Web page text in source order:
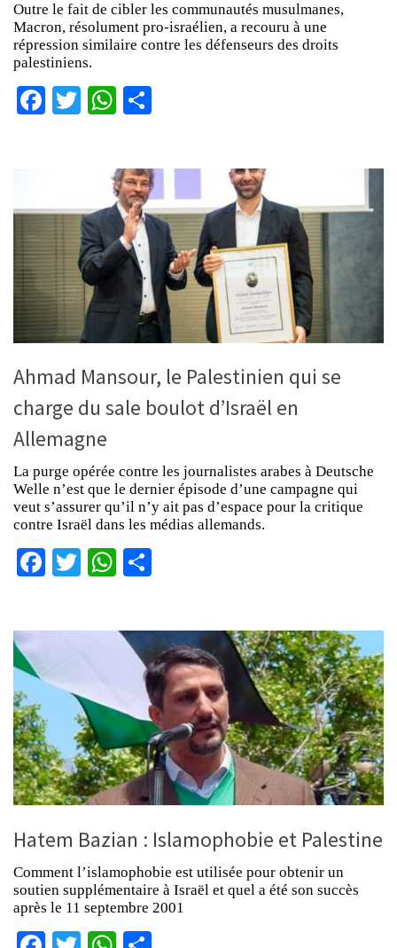
Outre le fait de cibler les communautés musulmanes,
Macron, résolument pro-israélien, a recouru à une
répression similaire contre les défenseurs des droits
palestiniens.
Facebook
TwitterWhatsApp
Ahmad Mansour, le Palestinien qui se
charge du sale boulot d’Israël en
Allemagne
La purge opérée contre les journalistes arabes à Deutsche
Welle n’est que le dernier épisode d’une campagne qui
veut s’assurer qu’il n’y ait pas d’espace pour la critique
contre Israël dans les médias allemands.
Facebook
TwitterWhatsApp
Hatem Bazian : Islamophobie et Palestine
Comment l’islamophobie est utilisée pour obtenir un
soutien supplémentaire à Israël et quel a été son succès
après le 11 septembre 2001